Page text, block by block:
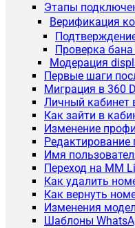
Этапы
Верификация
Проверка бана
Модерация
Первые шаги
Миграция в 360
Личный кабинет
Как зайти в
Изменение
Редактирование
Имя
Переход на MM
Как удалить
Как вернуть
Изменения
Шаблоны